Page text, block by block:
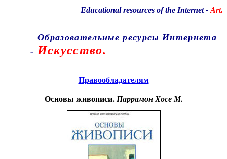
Educational resources of the Internet- Art.
Образовательные ресурсы Интернета
- Искусство.
Правообладателям
Основы живописи.Паррамон Хосе М.